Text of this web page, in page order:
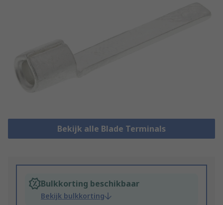
Bekijk alle Blade Terminals
Bulkkorting beschikbaar
Bekijk bulkkorting